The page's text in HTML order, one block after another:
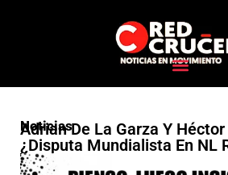
Noticias
Adrian De La Garza Y
¿Disputa Mundialista En NL